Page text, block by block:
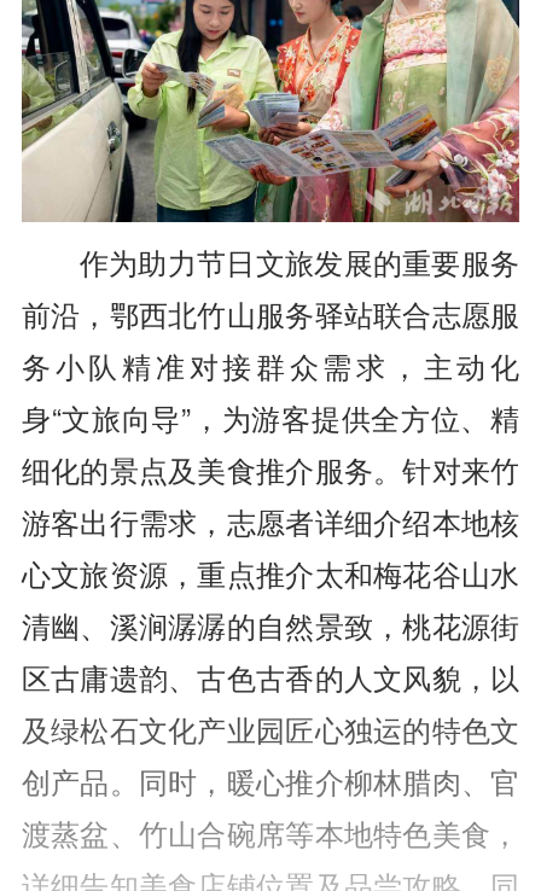
作为助力节日文旅发展的重要服务
前沿，鄂西北竹山服务驿站联合志愿服
务小队精准对接群众需求，主动化
身“文旅向导”，为游客提供全方位、精
细化的景点及美食推介服务。针对来竹
游客出行需求，志愿者详细介绍本地核
心文旅资源，重点推介太和梅花谷山水
清幽、溪涧潺潺的自然景致，桃花源街
区古庸遗韵、古色古香的人文风貌，以
及绿松石文化产业园匠心独运的特色文
创产品。同时，暖心推介柳林腊肉、官
渡蒸盆、竹山合碗席等本地特色美食，